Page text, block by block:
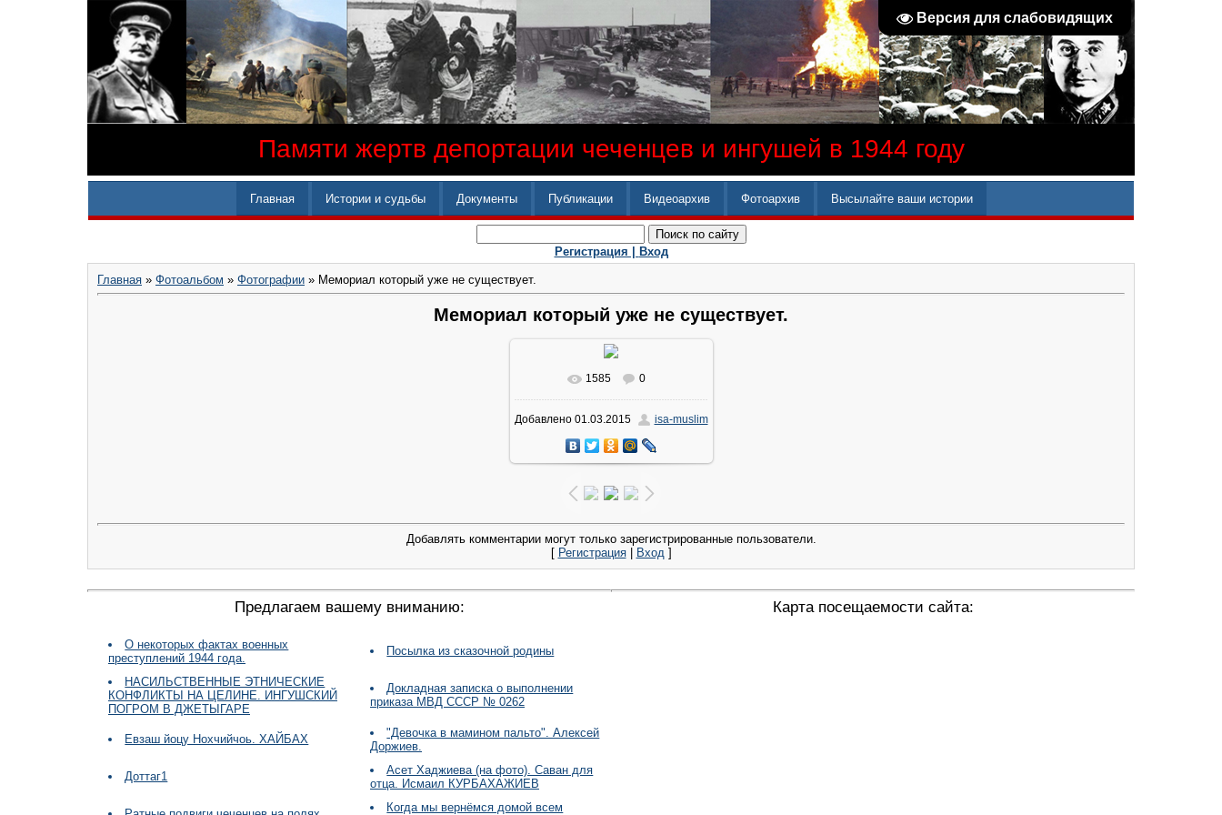
Версия для слабовидящих
Памяти жертв депортации чеченцев и ингушей в 1944 году
Главная Истории и судьбы Документы Публикации Видеоархив Фотоархив Высылайте ваши истории
Регистрация | Вход
Главная » Фотоальбом » Фотографии » Мемориал который уже не существует.
Мемориал который уже не существует.
В реальном размере
186.6Kb
1585 0
Добавлено01.03.2015 isa-muslim
Добавлять комментарии могут только зарегистрированные пользователи.
[ Регистрация| Вход]
Предлагаем вашему вниманию:
О некоторых фактах военных
преступлений 1944 года.
Посылка из сказочной родины
НАСИЛЬСТВЕННЫЕ ЭТНИЧЕСКИЕ
КОНФЛИКТЫ НА ЦЕЛИНЕ. ИНГУШСКИЙ
ПОГРОМ В ДЖЕТЫГАРЕ
Докладная записка о выполнении
приказа МВД СССР № 0262
Евзаш йоцу Нохчийчоь. ХАЙБАХ
"Девочка в мамином пальто". Алексей
Доржиев.
Доттаг1
Асет Хаджиева (на фото). Саван для
отца. Исмаил КУРБАХАЖИЕВ
Когда мы вернёмся домой всем
Карта посещаемости сайта: